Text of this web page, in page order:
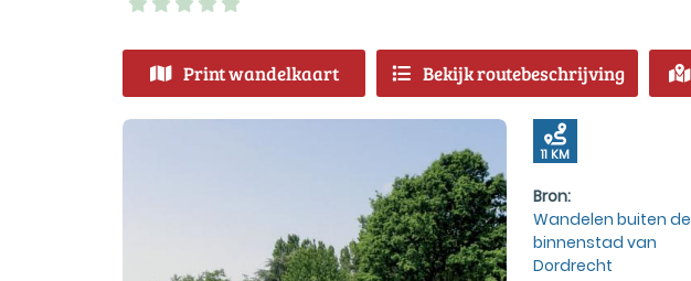
Print wandelkaart Bekijk routebeschrijving
11 KM
Bron:
Wandelen buiten de
binnenstad van
Dordrecht